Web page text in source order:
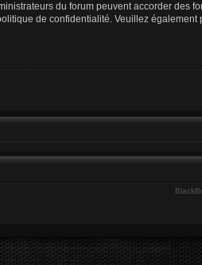
du forum peuvent accorder des
de confidentialité. Veuillez